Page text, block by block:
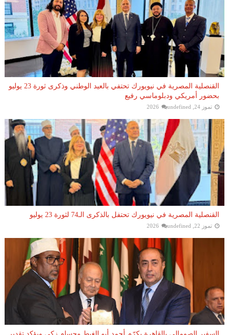
القنصلية المصرية في نيويورك تحتفي بالعيد الوطني وذكرى ثورة 23 يوليو
بحضور أمريكي ودبلوماسي رفيع
تموز 24, 2026 undefined
القنصلية المصرية في نيويورك تحتفل بالذكرى الـ74 لثورة 23 يوليو
تموز 22, 2026 undefined